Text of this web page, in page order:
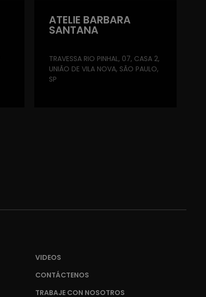
ATELIE BARBARA
SANTANA
TRAVESSA RIO PINHAL, 07, CASA 2,
UNIÃO DE VILA NOVA, SÃO PAULO,
SP
VIDEOS
CONTÁCTENOS
TRABAJE CON NOSOTROS